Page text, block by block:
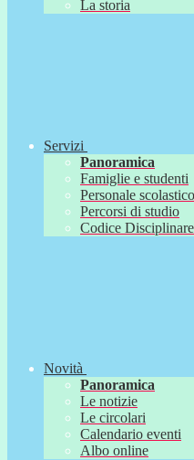
La storia
Servizi
Panoramica
Famiglie e studenti
Personale scolastico
Percorsi di studio
Codice Disciplinare
Novità
Panoramica
Le notizie
Le circolari
Calendario eventi
Albo online